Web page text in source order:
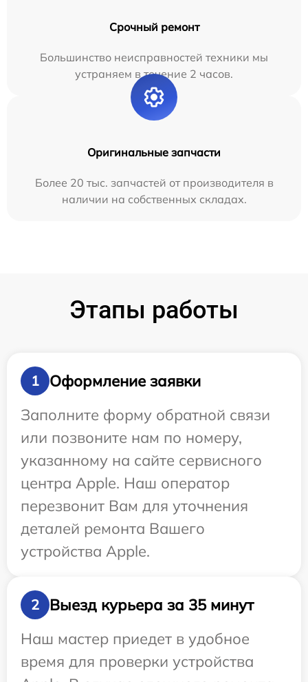
Срочный ремонт
Большинство неисправностей техники мы
устраняем в течение 2 часов.
Оригинальные запчасти
Более 20 тыс. запчастей от производителя в
наличии на собственных складах.
Этапы работы
1
Оформление заявки
Заполните форму обратной связи
или позвоните нам по номеру,
указанному на сайте сервисного
центра Apple. Наш оператор
перезвонит Вам для уточнения
деталей ремонта Вашего
устройства Apple.
2
Выезд курьера за 35 минут
Наш мастер приедет в удобное
время для проверки устройства